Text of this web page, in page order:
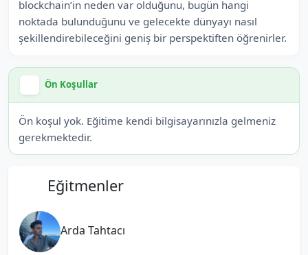
blockchain’in neden var olduğunu, bugün hangi
noktada bulunduğunu ve gelecekte dünyayı nasıl
şekillendirebileceğini geniş bir perspektiften öğrenirler.
Ön Koşullar
Ön koşul yok. Eğitime kendi bilgisayarınızla gelmeniz
gerekmektedir.
Eğitmenler
Arda Tahtacı